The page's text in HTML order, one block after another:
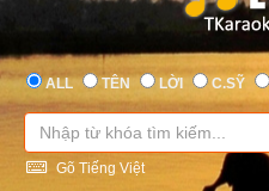
ALL TÊN LỜI C.SỸ
Gõ Tiếng Việt